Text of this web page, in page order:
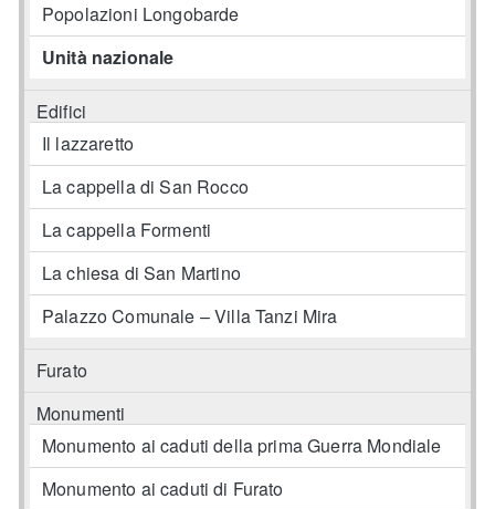
Popolazioni Longobarde
Unità nazionale
Edifici
Il lazzaretto
La cappella di San Rocco
La cappella Formenti
La chiesa di San Martino
Palazzo Comunale – Villa Tanzi Mira
Furato
Monumenti
Monumento ai caduti della prima Guerra Mondiale
Monumento ai caduti di Furato